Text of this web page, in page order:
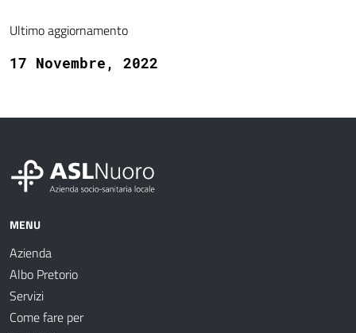
Ultimo aggiornamento
17 Novembre, 2022
MENU
Azienda
Albo Pretorio
Servizi
Come fare per